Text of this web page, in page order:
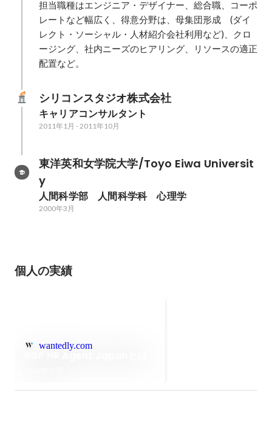
担当職種はエンジニア・デザイナー、総合職、コーポ
レートなど幅広く、得意分野は、母集団形成　(ダイ
レクト・ソーシャル・人材紹介会社利用など)、クロ
ージング、社内ニーズのヒアリング、リソースの適正
配置など。
シリコンスタジオ株式会社
キャリアコンサルタント
2011年1月 - 2011年10月
東洋英和女学院大学/Toyo Eiwa Universit
y
人間科学部　人間科学科　心理学
2000年3月
個人の実績
wantedly.com